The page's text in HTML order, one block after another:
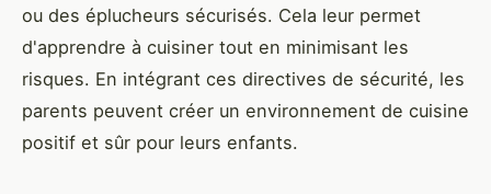
ou des éplucheurs sécurisés. Cela leur permet
d'apprendre à cuisiner tout en minimisant les
risques. En intégrant ces directives de sécurité, les
parents peuvent créer un environnement de cuisine
positif et sûr pour leurs enfants.